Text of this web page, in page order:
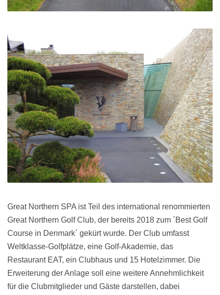
Great Northern SPA ist Teil des international renommierten
Great Northern Golf Club, der bereits 2018 zum ´Best Golf
Course in Denmark´ gekürt wurde. Der Club umfasst
Weltklasse-Golfplätze, eine Golf-Akademie, das
Restaurant EAT, ein Clubhaus und 15 Hotelzimmer. Die
Erweiterung der Anlage soll eine weitere Annehmlichkeit
für die Clubmitglieder und Gäste darstellen, dabei